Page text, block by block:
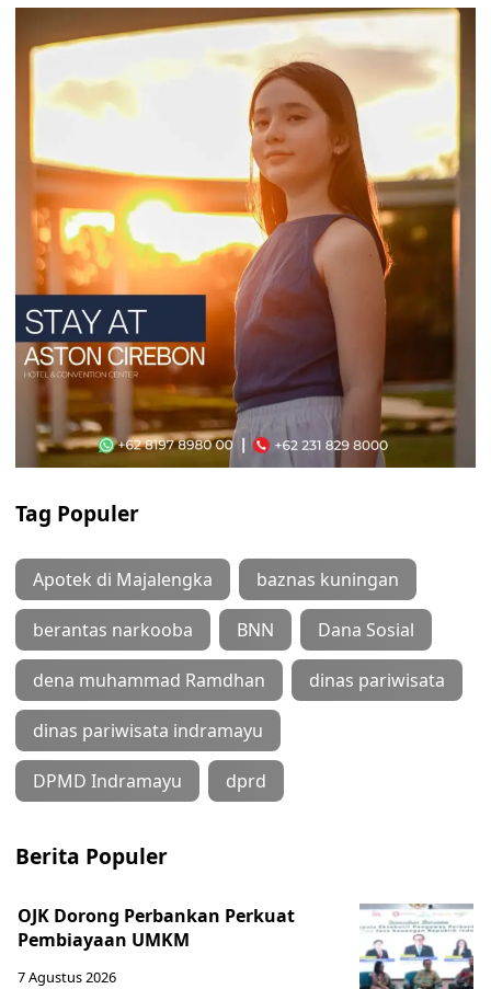
Tag Populer
Apotek di Majalengka baznas kuningan
berantas narkooba BNN Dana Sosial
dena muhammad Ramdhan dinas pariwisata
dinas pariwisata indramayu
DPMD Indramayu dprd
Berita Populer
OJK Dorong Perbankan Perkuat
Pembiayaan UMKM
7 Agustus 2026